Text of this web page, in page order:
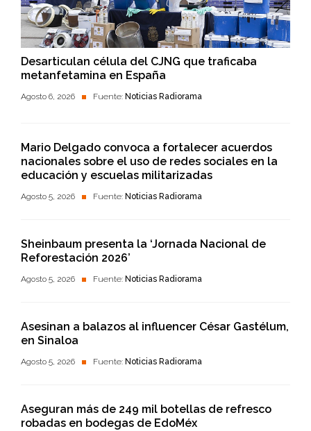
Desarticulan célula del CJNG que traficaba
metanfetamina en España
Agosto 6, 2026 Fuente: Noticias Radiorama
Mario Delgado convoca a fortalecer acuerdos
nacionales sobre el uso de redes sociales en la
educación y escuelas militarizadas
Agosto 5, 2026 Fuente: Noticias Radiorama
Sheinbaum presenta la ‘Jornada Nacional de
Reforestación 2026’
Agosto 5, 2026 Fuente: Noticias Radiorama
Asesinan a balazos al influencer César Gastélum,
en Sinaloa
Agosto 5, 2026 Fuente: Noticias Radiorama
Aseguran más de 249 mil botellas de refresco
robadas en bodegas de EdoMéx